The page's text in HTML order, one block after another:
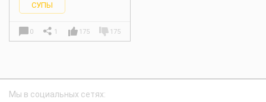
СУПЫ
0 1 175 175
Мы в социальных сетях: